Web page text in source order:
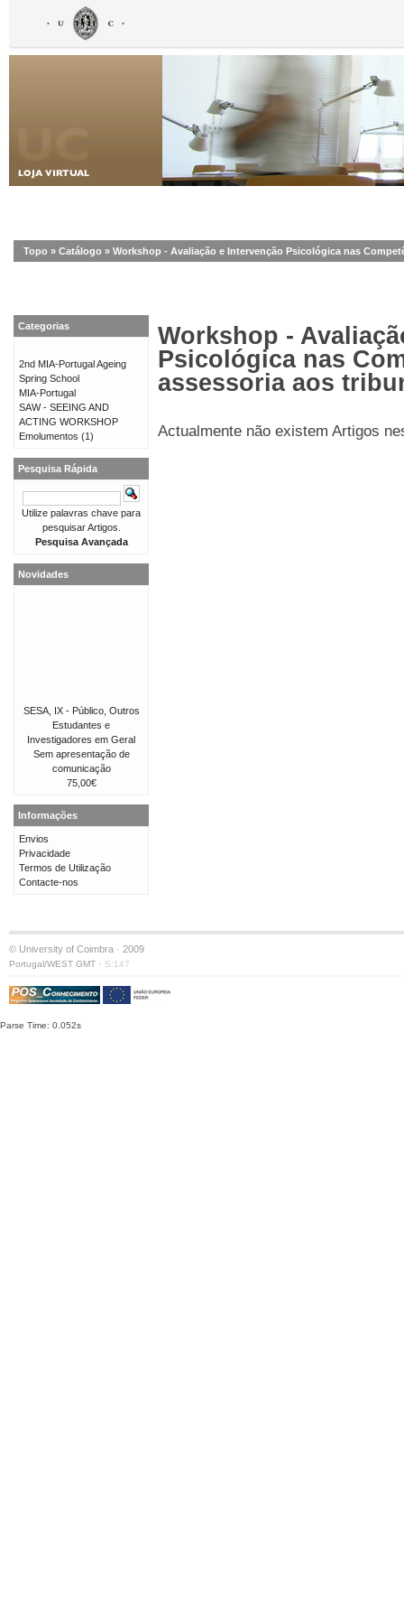
Topo » Catálogo » Workshop - Avaliação e Intervenção Psicológica nas
Workshop -
Psicológica nas
assessoria aos
Actualmente não existem Artigos
Categorias
2nd MIA-Portugal Ageing
Spring School
MIA-Portugal
SAW - SEEING AND
ACTING WORKSHOP
Emolumentos (1)
Pesquisa Rápida
Utilize palavras chave para
pesquisar Artigos.
Pesquisa Avançada
Novidades
SESA, IX - Público, Outros
Estudantes e
Investigadores em Geral
Sem apresentação de
comunicação
75,00€
Informações
Envios
Privacidade
Termos de Utilização
Contacte-nos
© University of Coimbra · 2009
Portugal/WEST GMT · S:147
Parse Time: 0.052s